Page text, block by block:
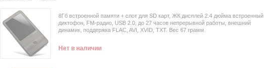
8Гб встроенной памяти + слот для SD карт, ЖК дисплей 2.4 дюйма встроенный
диктофон, FM-радио, USB 2.0, до 27 часов непрерывной работы, внешний
динамик, поддержка FLAC, AVI, XVID, TXT. Вес 67 грамм.
Нет в наличии